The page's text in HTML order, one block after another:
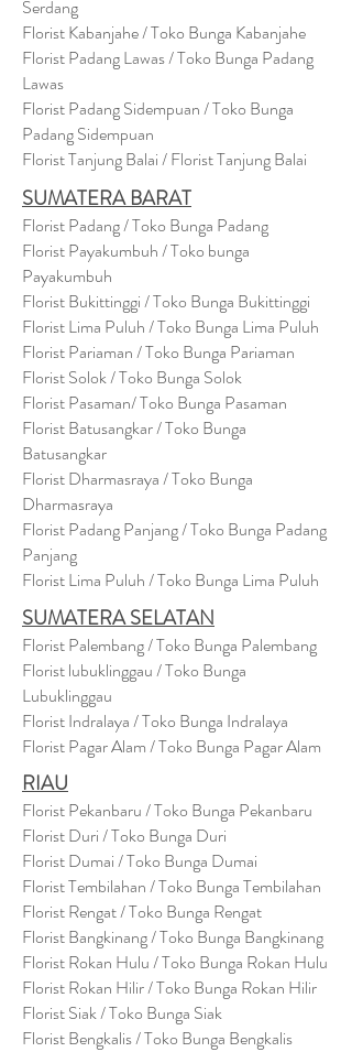
Serdang
Florist Kabanjahe / Toko Bunga Kabanjahe
Florist Padang Lawas / Toko Bunga Padang
Lawas
Florist Padang Sidempuan / Toko Bunga
Padang Sidempuan
Florist Tanjung Balai / Florist Tanjung Balai
SUMATERA BARAT
Florist Padang / Toko Bunga Padang
Florist Payakumbuh / Toko bunga
Payakumbuh
Florist Bukittinggi / Toko Bunga Bukittinggi
Florist Lima Puluh / Toko Bunga Lima Puluh
Florist Pariaman / Toko Bunga Pariaman
Florist Solok / Toko Bunga Solok
Florist Pasaman/ Toko Bunga Pasaman
Florist Batusangkar / Toko Bunga
Batusangkar
Florist Dharmasraya / Toko Bunga
Dharmasraya
Florist Padang Panjang / Toko Bunga Padang
Panjang
Florist Lima Puluh / Toko Bunga Lima Puluh
SUMATERA SELATAN
Florist Palembang / Toko Bunga Palembang
Florist lubuklinggau / Toko Bunga
Lubuklinggau
Florist Indralaya / Toko Bunga Indralaya
Florist Pagar Alam / Toko Bunga Pagar Alam
RIAU
Florist Pekanbaru / Toko Bunga Pekanbaru
Florist Duri / Toko Bunga Duri
Florist Dumai / Toko Bunga Dumai
Florist Tembilahan / Toko Bunga Tembilahan
Florist Rengat / Toko Bunga Rengat
Florist Bangkinang / Toko Bunga Bangkinang
Florist Rokan Hulu / Toko Bunga Rokan Hulu
Florist Rokan Hilir / Toko Bunga Rokan Hilir
Florist Siak / Toko Bunga Siak
Florist Bengkalis / Toko Bunga Bengkalis